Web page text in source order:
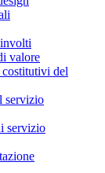
valore
del
servizio
servizio